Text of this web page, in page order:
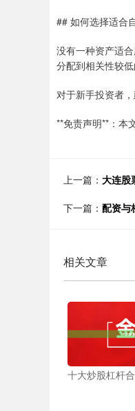
## 如何选择适合
没有一种资产适
分配到相关性较
对于新手投资者
**免责声明**：本
上一篇： 大连股
下一篇： 配资与
相关文章
十大炒股杠杆